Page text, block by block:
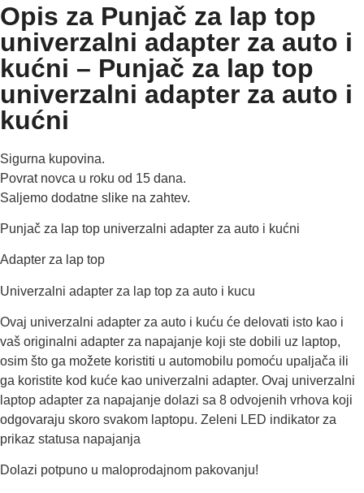
Opis za Punjač za lap top
univerzalni adapter za auto i
kućni – Punjač za lap top
univerzalni adapter za auto i
kućni
Sigurna kupovina.
Povrat novca u roku od 15 dana.
Saljemo dodatne slike na zahtev.
Punjač za lap top univerzalni adapter za auto i kućni
Adapter za lap top
Univerzalni adapter za lap top za auto i kucu
Ovaj univerzalni adapter za auto i kuću će delovati isto kao i
vaš originalni adapter za napajanje koji ste dobili uz laptop,
osim što ga možete koristiti u automobilu pomoću upaljača ili
ga koristite kod kuće kao univerzalni adapter. Ovaj univerzalni
laptop adapter za napajanje dolazi sa 8 odvojenih vrhova koji
odgovaraju skoro svakom laptopu. Zeleni LED indikator za
prikaz statusa napajanja
Dolazi potpuno u maloprodajnom pakovanju!